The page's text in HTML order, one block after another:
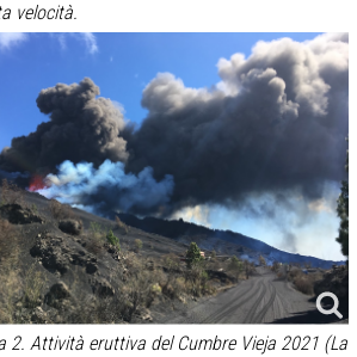
velocità.
2. Attività eruttiva del Cumbre Vieja 2021 (La